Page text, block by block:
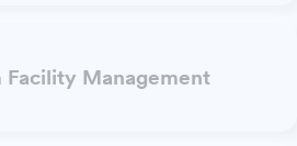
Management